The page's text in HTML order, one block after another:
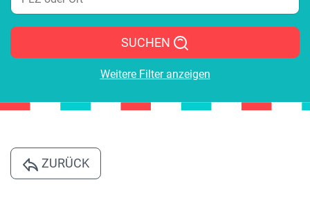
SUCHEN
Weitere Filter anzeigen
ZURÜCK